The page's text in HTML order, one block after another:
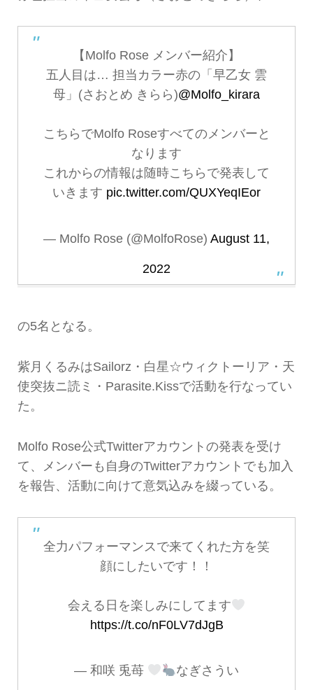
【Molfo Rose メンバー紹介】
五人目は… 担当カラー赤の「早乙女 雲
母」(さおとめ きらら)@Molfo_kirara
こちらでMolfo Roseすべてのメンバーと
なります
これからの情報は随時こちらで発表して
いきます pic.twitter.com/QUXYeqIEor
— Molfo Rose (@MolfoRose) August 11,
2022
の5名となる。
紫月くるみはSailorz・白星☆ウィクトーリア・天
使突抜ニ読ミ・Parasite.Kissで活動を行なってい
た。
Molfo Rose公式Twitterアカウントの発表を受け
て、メンバーも自身のTwitterアカウントでも加入
を報告、活動に向けて意気込みを綴っている。
全力パフォーマンスで来てくれた方を笑
顔にしたいです！！
会える日を楽しみにしてます
https://t.co/nF0LV7dJgB
— 和咲 兎苺 なぎさうい